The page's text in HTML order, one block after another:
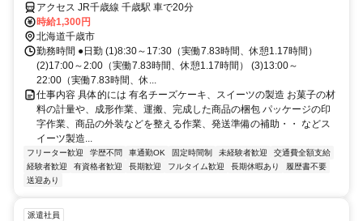
アクセス JR千歳線 千歳駅 車で20分
時給1,300円
北海道千歳市
勤務時間 ●日勤 (1)8:30～17:30（実働7.83時間、休憩1.17時間）
(2)17:00～2:00（実働7.83時間、休憩1.17時間） (3)13:00～
22:00（実働7.83時間、休...
仕事内容 具体的には 有名チーズケーキ、スイーツの製造 お菓子の材
料の計量や、成形作業、運搬、完成した商品の梱包 パッケージの印
字作業、商品の外装などを整える作業、発送準備の補助・・ などス
イーツ製造...
フリーター歓迎 学歴不問 車通勤OK 固定時間制 未経験者歓迎
交通費全額支給
経験者歓迎
有資格者歓迎 長期歓迎 フルタイム歓迎 長期休暇あり
履歴書不要
送迎あり
派遣社員